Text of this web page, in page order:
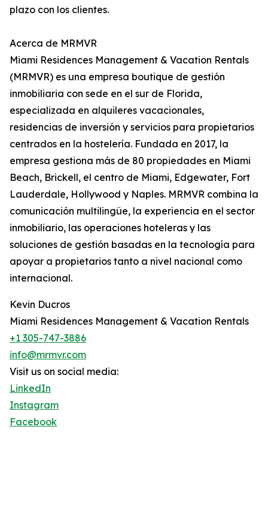
plazo con los clientes.
Acerca de MRMVR
Miami Residences Management & Vacation Rentals
(MRMVR) es una empresa boutique de gestión
inmobiliaria con sede en el sur de Florida,
especializada en alquileres vacacionales,
residencias de inversión y servicios para propietarios
centrados en la hostelería. Fundada en 2017, la
empresa gestiona más de 80 propiedades en Miami
Beach, Brickell, el centro de Miami, Edgewater, Fort
Lauderdale, Hollywood y Naples. MRMVR combina la
comunicación multilingüe, la experiencia en el sector
inmobiliario, las operaciones hoteleras y las
soluciones de gestión basadas en la tecnología para
apoyar a propietarios tanto a nivel nacional como
internacional.
Kevin Ducros
Miami Residences Management & Vacation Rentals
+1 305-747-3886
info@mrmvr.com
Visit us on social media:
LinkedIn
Instagram
Facebook